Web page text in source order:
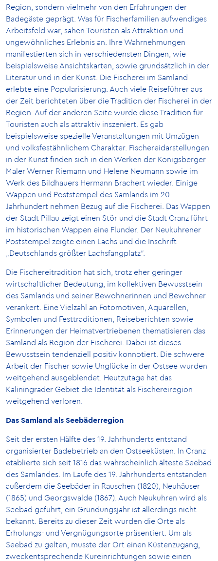
Region, sondern vielmehr von den Erfahrungen der
Badegäste geprägt. Was für Fischerfamilien aufwendiges
Arbeitsfeld war, sahen Touristen als Attraktion und
ungewöhnliches Erlebnis an. Ihre Wahrnehmungen
manifestierten sich in verschiedensten Dingen, wie
beispielsweise Ansichtskarten, sowie grundsätzlich in der
Literatur und in der Kunst. Die Fischerei im Samland
erlebte eine Popularisierung. Auch viele Reiseführer aus
der Zeit berichteten über die Tradition der Fischerei in der
Region. Auf der anderen Seite wurde diese Tradition für
Touristen auch als attraktiv inszeniert. Es gab
beispielsweise spezielle Veranstaltungen mit Umzügen
und volksfestähnlichem Charakter. Fischereidarstellungen
in der Kunst finden sich in den Werken der Königsberger
Maler Werner Riemann und Helene Neumann sowie im
Werk des Bildhauers Hermann Brachert wieder. Einige
Wappen und Poststempel des Samlands im 20.
Jahrhundert nehmen Bezug auf die Fischerei. Das Wappen
der Stadt Pillau zeigt einen Stör und die Stadt Cranz führt
im historischen Wappen eine Flunder. Der Neukuhrener
Poststempel zeigte einen Lachs und die Inschrift
„Deutschlands größter Lachsfangplatz“.
Die Fischereitradition hat sich, trotz eher geringer
wirtschaftlicher Bedeutung, im kollektiven Bewusstsein
des Samlands und seiner Bewohnerinnen und Bewohner
verankert. Eine Vielzahl an Fotomotiven, Aquarellen,
Symbolen und Festtraditionen, Reiseberichten sowie
Erinnerungen der Heimatvertriebenen thematisieren das
Samland als Region der Fischerei. Dabei ist dieses
Bewusstsein tendenziell positiv konnotiert. Die schwere
Arbeit der Fischer sowie Unglücke in der Ostsee wurden
weitgehend ausgeblendet. Heutzutage hat das
Kaliningrader Gebiet die Identität als Fischereiregion
weitgehend verloren.
Das Samland als Seebäderregion
Seit der ersten Hälfte des 19. Jahrhunderts entstand
organisierter Badebetrieb an den Ostseeküsten. In Cranz
etablierte sich seit 1816 das wahrscheinlich älteste Seebad
des Samlandes. Im Laufe des 19. Jahrhunderts entstanden
außerdem die Seebäder in Rauschen (1820), Neuhäuser
(1865) und Georgswalde (1867). Auch Neukuhren wird als
Seebad geführt, ein Gründungsjahr ist allerdings nicht
bekannt. Bereits zu dieser Zeit wurden die Orte als
Erholungs- und Vergnügungsorte präsentiert. Um als
Seebad zu gelten, musste der Ort einen Küstenzugang,
zweckentsprechende Kureinrichtungen sowie einen